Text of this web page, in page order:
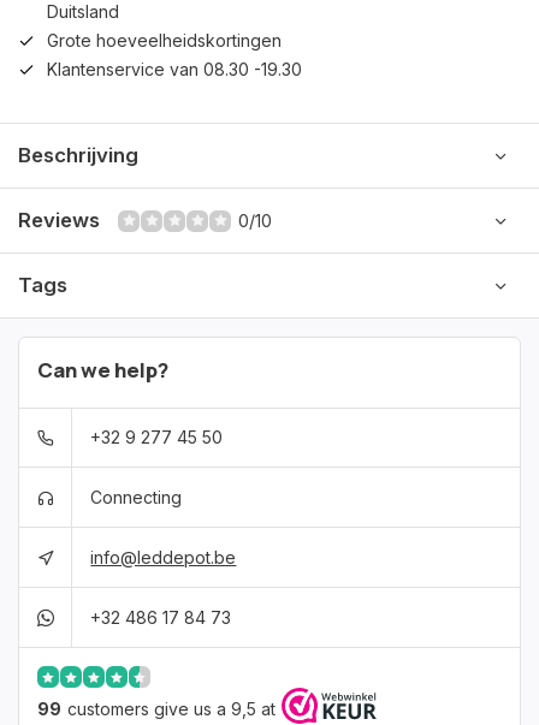
Duitsland
Grote hoeveelheidskortingen
Klantenservice van 08.30 -19.30
Beschrijving
Reviews 0/10
Tags
Can we help?
+32 9 277 45 50
Connecting
info@leddepot.be
+32 486 17 84 73
99 customers give us a 9,5 at